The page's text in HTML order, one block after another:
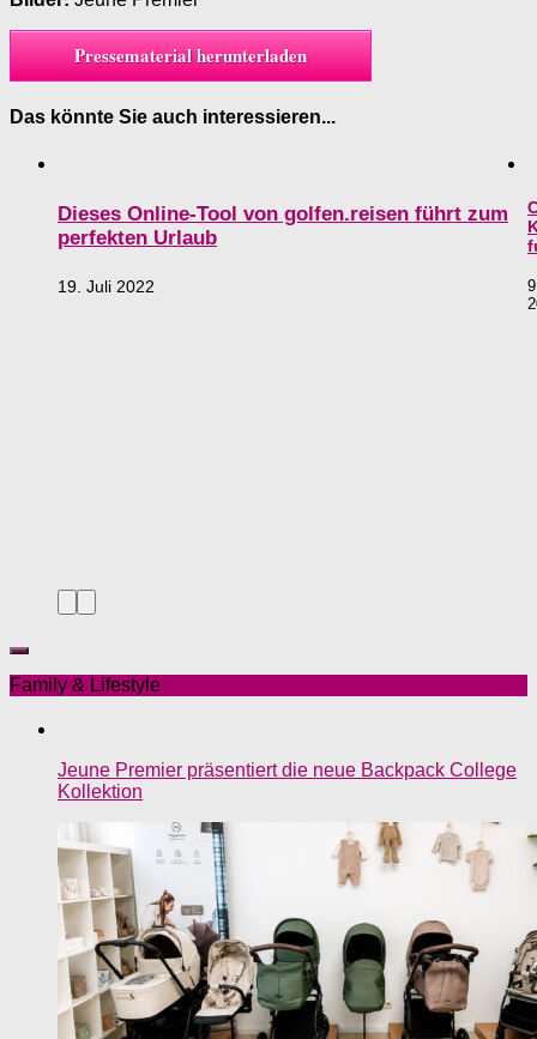
Pressematerial herunterladen
Das könnte Sie auch interessieren...
Dieses Online-Tool von golfen.reisen führt zum
perfekten Urlaub
19. Juli 2022
Family & Lifestyle
Jeune Premier präsentiert die neue Backpack College
Kollektion